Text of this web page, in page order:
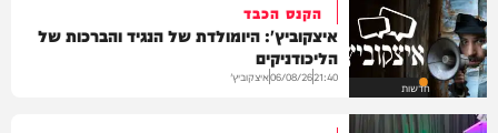
חדשות
הקנס הכבד
איצקוביץ': היומולדת של הנגיד והברכות של
הליכודניקים
21:40
06/08/26איצקוביץ'